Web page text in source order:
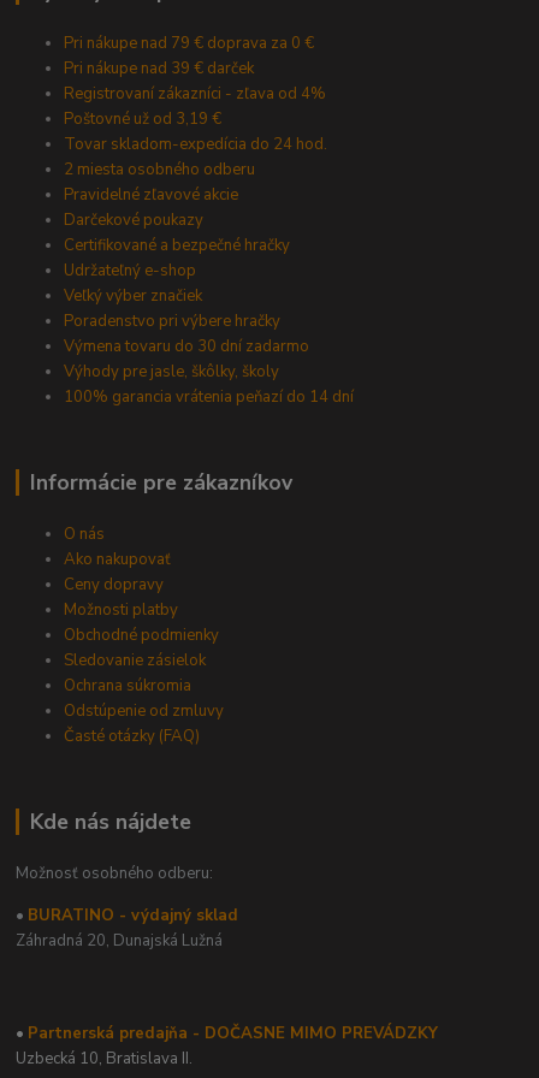
Pri nákupe nad 79 € doprava za 0 €
Pri nákupe nad 39 € darček
Registrovaní zákazníci - zľava od 4%
Poštovné už od 3,19 €
Tovar skladom-expedícia do 24 hod.
2 miesta osobného odberu
Pravidelné zľavové akcie
Darčekové poukazy
Certifikované a bezpečné hračky
Udržateľný e-shop
Veľký výber značiek
Poradenstvo pri výbere hračky
Výmena tovaru do 30 dní zadarmo
Výhody pre jasle, škôlky, školy
100% garancia vrátenia peňazí do 14 dní
Informácie pre zákazníkov
O nás
Ako nakupovať
Ceny dopravy
Možnosti platby
Obchodné podmienky
Sledovanie zásielok
Ochrana súkromia
Odstúpenie od zmluvy
Časté otázky (FAQ)
Kde nás nájdete
Možnosť osobného odberu:
• BURATINO - výdajný sklad
Záhradná 20, Dunajská Lužná
• Partnerská predajňa - DOČASNE MIMO PREVÁDZKY
Uzbecká 10, Bratislava II.